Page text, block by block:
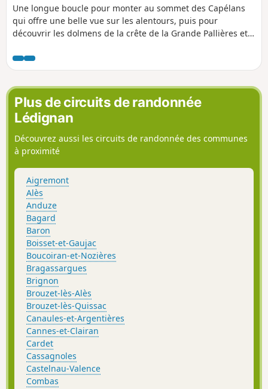
Une longue boucle pour monter au sommet des Capélans
qui offre une belle vue sur les alentours, puis pour
découvrir les dolmens de la crête de la Grande Pallières et
calmes d'Anduze.
Plus de circuits de randonnée
Lédignan
Découvrez aussi les circuits de randonnée des communes
à proximité
Aigremont
Alès
Anduze
Bagard
Baron
Boisset-et-Gaujac
Boucoiran-et-Nozières
Bragassargues
Brignon
Brouzet-lès-Alès
Brouzet-lès-Quissac
Canaules-et-Argentières
Cannes-et-Clairan
Cardet
Cassagnoles
Castelnau-Valence
Combas